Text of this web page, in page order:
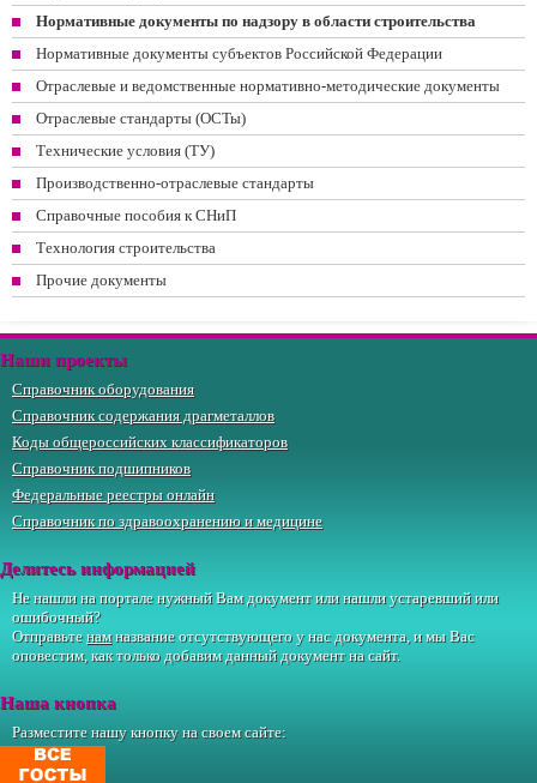
Нормативные документы по надзору в области строительства
Нормативные документы субъектов Российской Федерации
Отраслевые и ведомственные нормативно-методические документы
Отраслевые стандарты (ОСТы)
Технические условия (ТУ)
Производственно-отраслевые стандарты
Справочные пособия к СНиП
Технология строительства
Прочие документы
Наши проекты
Справочник оборудования
Справочник содержания драгметаллов
Коды общероссийских классификаторов
Справочник подшипников
Федеральные реестры онлайн
Справочник по здравоохранению и медицине
Делитесь информацией
Не нашли на портале нужный Вам документ или нашли устаревший или
ошибочный?
Отправьтенамназвание отсутствующего у нас документа, и мы Вас
оповестим, как только добавим данный документ на сайт.
Наша кнопка
Разместите нашу кнопку на своем сайте: